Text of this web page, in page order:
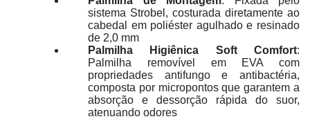
sistema Strobel, costurada diretamente ao
cabedal em poliéster agulhado e resinado
de 2,0 mm
Palmilha Higiênica Soft Comfort:
Palmilha removível em EVA com
propriedades antifungo e antibactéria,
composta por micropontos que garantem a
absorção e dessorção rápida do suor,
atenuando odores